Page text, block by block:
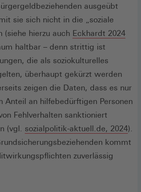
Fenster)
ausgeübt
sie sich nicht in die „soziale
(siehe hierzu auch Eckhardt 2024
haltbar – denn strittig ist
die als soziokulturelles
überhaupt gekürzt werden
zeigen die Daten, dass es nur
Anteil an hilfebedürftigen Personen
Fehlverhalten sanktioniert
(vgl. sozialpolitik-aktuell.de, 2024
in
).
kommt
zuverlässig